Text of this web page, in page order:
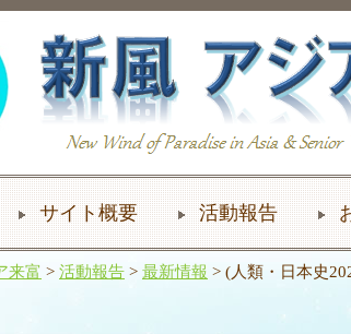
サイト概要 活動報告
来富 > 活動報告 > 最新情報 > (人類・日本史